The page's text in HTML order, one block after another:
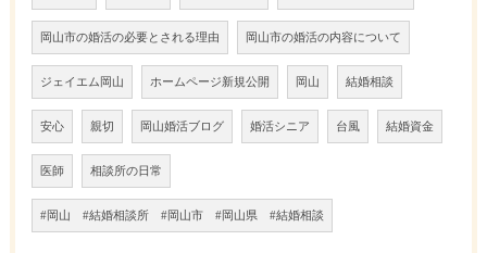
岡山市の婚活の必要とされる理由 岡山市の婚活の内容について
ジェイエム岡山 ホームページ新規公開 岡山 結婚相談
安心 親切 岡山婚活ブログ 婚活シニア 台風 結婚資金
医師 相談所の日常
#岡山 #結婚相談所 #岡山市 #岡山県 #結婚相談